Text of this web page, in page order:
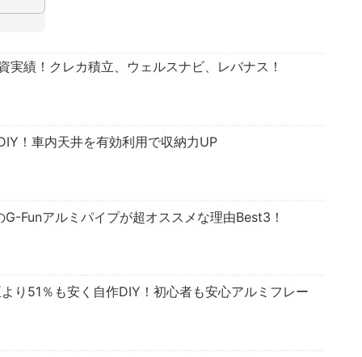
実績！クレカ積立、ウェルスナビ、レバナス！
！車内天井を有効利用で収納力UP
Funアルミパイプが超オススメな理由Best3！
り51％も安く自作DIY！初心者も安心アルミフレー